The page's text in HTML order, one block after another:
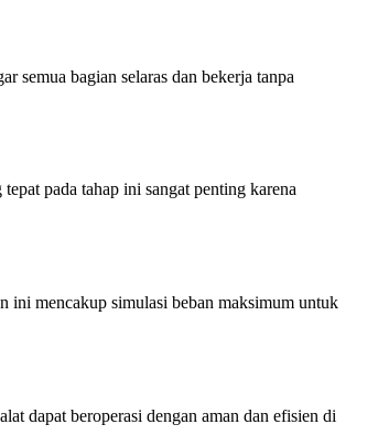
semua bagian selaras dan bekerja tanpa
pada tahap ini sangat penting karena
ini mencakup simulasi beban maksimum untuk
dapat beroperasi dengan aman dan efisien di